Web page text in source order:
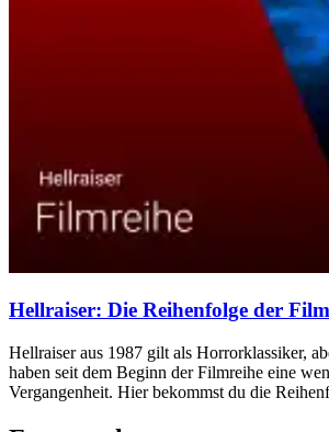
Hellraiser: Die Reihenfolge der
Hellraiser aus 1987 gilt als Horrorklassiker,
haben seit dem Beginn der Filmreihe eine
Vergangenheit. Hier bekommst du die